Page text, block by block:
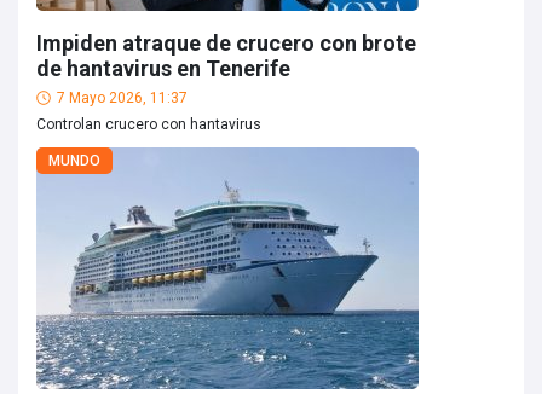
Impiden atraque de crucero con brote
de hantavirus en Tenerife
7 Mayo 2026, 11:37
Controlan crucero con hantavirus
MUNDO